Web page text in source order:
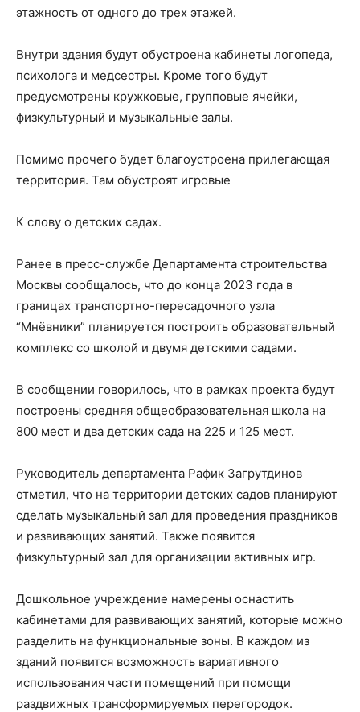
этажность от одного до трех этажей.
Внутри здания будут обустроена кабинеты логопеда,
психолога и медсестры. Кроме того будут
предусмотрены кружковые, групповые ячейки,
физкультурный и музыкальные залы.
Помимо прочего будет благоустроена прилегающая
территория. Там обустроят игровые
К слову о детских садах.
Ранее в пресс-службе Департамента строительства
Москвы сообщалось, что до конца 2023 года в
границах транспортно-пересадочного узла
“Мнёвники” планируется построить образовательный
комплекс со школой и двумя детскими садами.
В сообщении говорилось, что в рамках проекта будут
построены средняя общеобразовательная школа на
800 мест и два детских сада на 225 и 125 мест.
Руководитель департамента Рафик Загрутдинов
отметил, что на территории детских садов планируют
сделать музыкальный зал для проведения праздников
и развивающих занятий. Также появится
физкультурный зал для организации активных игр.
Дошкольное учреждение намерены оснастить
кабинетами для развивающих занятий, которые можно
разделить на функциональные зоны. В каждом из
зданий появится возможность вариативного
использования части помещений при помощи
раздвижных трансформируемых перегородок.